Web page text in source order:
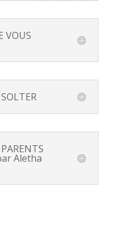
VOUS
Aletha